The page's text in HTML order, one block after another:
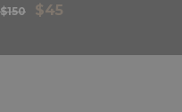
$150 $45